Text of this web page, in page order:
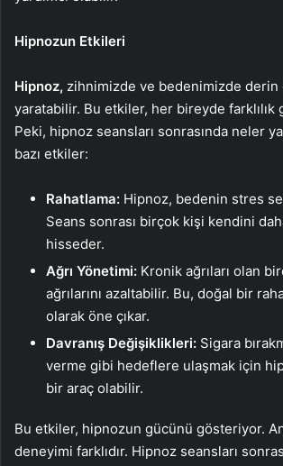
Hipnozun Etkileri
Hipnoz, zihnimizde ve bedenimizde
yaratabilir. Bu etkiler, her bireyde farklılık
Peki, hipnoz seansları sonrasında neler
bazı etkiler:
Rahatlama: Hipnoz, bedenin stres
Seans sonrası birçok kişi kendini
hisseder.
Ağrı Yönetimi: Kronik ağrıları olan
ağrılarını azaltabilir. Bu, doğal bir
olarak öne çıkar.
Davranış Değişiklikleri: Sigara
verme gibi hedeflere ulaşmak için
bir araç olabilir.
Bu etkiler, hipnozun gücünü gösteriyor.
deneyimi farklıdır. Hipnoz seansları